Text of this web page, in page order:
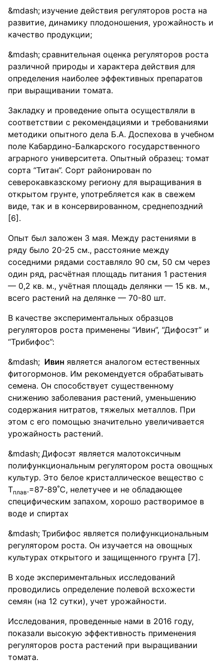
изучение действия регуляторов роста на
развитие, динамику плодоношения, урожайность и
качество продукции;
сравнительная оценка регуляторов роста
различной природы и характера действия для
определения наиболее эффективных препаратов
при выращивании томата.
Закладку и проведение опыта осуществляли в
соответствии с рекомендациями и требованиями
методики опытного дела Б.А. Доспехова в учебном
поле Кабардино-Балкарского государственного
аграрного университета. Опытный образец: томат
сорта “Титан”. Сорт районирован по
северокавказскому региону для выращивания в
открытом грунте, употребляется как в свежем
виде, так и в консервированном, среднепоздний
[6].
Опыт был заложен 3 мая. Между растениями в
ряду было 20-25 см., расстояние между
соседними рядами составляло 90 см, 50 см через
один ряд, расчётная площадь питания 1 растения
— 0,2 кв. м., учётная площадь делянки — 15 кв. м.,
всего растений на делянке — 70-80 шт.
В качестве экспериментальных образцов
регуляторов роста применены “Ивин”, “Дифосэт” и
“Трибифос”:
Ивин является аналогом естественных
фитогормонов. Им рекомендуется обрабатывать
семена. Он способствует существенному
снижению заболевания растений, уменьшению
содержания нитратов, тяжелых металлов. При
этом с его помощью значительно увеличивается
урожайность растений.
Дифосэт является малотоксичным
полифункциональным регулятором роста овощных
культур. Это белое кристаллическое вещество с
Тплав.=87-89˚С, нелетучее и не обладающее
специфическим запахом, хорошо растворимое в
воде и спиртах
Трибифос является полифункциональным
регулятором роста. Он изучается на овощных
культурах открытого и защищенного грунта [7].
В ходе экспериментальных исследований
проводились определение полевой всхожести
семян (на 12 сутки), учет урожайности.
Исследования, проведенные нами в 2016 году,
показали высокую эффективность применения
регуляторов роста растений при выращивании
томата.